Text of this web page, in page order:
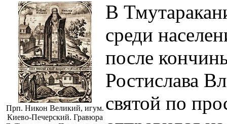
Прп. Никон Великий, игум.
Киево-Печерский. Гравюра
В
среди
после
Ростислава
святой по